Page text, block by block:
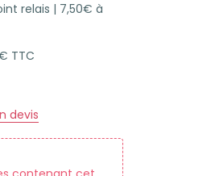
relais | 7,50€ à
TTC
devis